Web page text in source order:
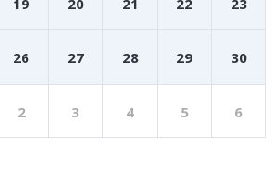
26 27 28 29 30
2 3 4 5 6